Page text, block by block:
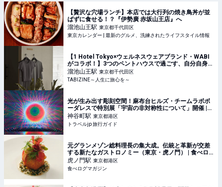
【贅沢な穴場ランチ】本店では大行列の焼き鳥丼が並
ばずに食せる！？『伊勢廣 赤坂山王店』へ
溜池山王駅 東京都千代田区
東京カレンダー | 最新のグルメ、洗練されたライフスタイル情報
【1 Hotel Tokyo×ウェルネスウェアブランド・WABI
がコラボ！】3つのペントハウスで過ごす、自分自身と
向き合う時間
溜池山王駅 東京都千代田区
TABIZINE～人生に旅心を～
光が生み出す彫刻空間！麻布台ヒルズ・チームラボボ
ーダレスで特別展「宇宙の非対称性について」開催 |
東京都 | トラベルjp 旅行ガイド
神谷町駅 東京都港区
トラベルjp 旅行ガイド
元グランメゾン総料理長の集大成。伝統と革新が交差
する新たなガストロノミー（東京・虎ノ門） | 食べロ
グマガジン
虎ノ門駅 東京都港区
食べログマガジン